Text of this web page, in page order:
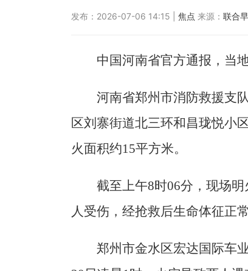
发布：2026-07-06 14:15 | 焦点 来源： 联合
中国河南省官方通报，当
河南省郑州市消防救援支
区刘寨街道北三环和昌珑悦小
火面积约15平方米。
截至上午8时06分，现场
人受伤，经抢救后生命体征正
郑州市金水区宏达国际车